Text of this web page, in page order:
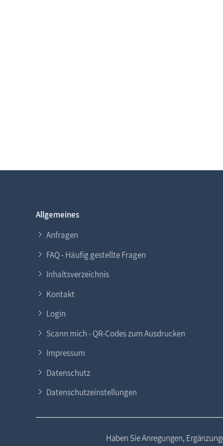
Allgemeines
Anfragen
FAQ - Häufig gestellte Fragen
Inhaltsverzeichnis
Kontakt
Login
Scann mich - QR-Codes zum Ausdrucken
Impressum
Datenschutz
Datenschutzeinstellungen
Haben Sie Anregungen,